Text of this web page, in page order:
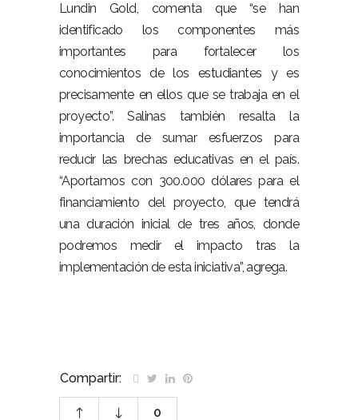
Lundin Gold, comenta que “se han
identificado los componentes más
importantes para fortalecer los
conocimientos de los estudiantes y es
precisamente en ellos que se trabaja en el
proyecto”. Salinas también resalta la
importancia de sumar esfuerzos para
reducir las brechas educativas en el país.
“Aportamos con 300.000 dólares para el
financiamiento del proyecto, que tendrá
una duración inicial de tres años, donde
podremos medir el impacto tras la
implementación de esta iniciativa”, agrega.
Compartir:
0